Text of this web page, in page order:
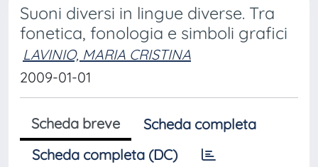
Suoni diversi in lingue diverse. Tra
fonetica, fonologia e simboli grafici
LAVINIO, MARIA CRISTINA
2009-01-01
Scheda breve
Scheda completa
Scheda completa (DC)